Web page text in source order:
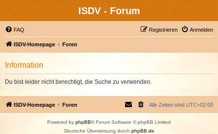
ISDV - Forum
FAQ Anmelden
Registrieren
ISDV-Homepage Foren
Information
Du bist leider nicht berechtigt, die Suche zu verwenden.
ISDV-Homepage Foren Alle Zeiten sind UTC+02:00
Powered by phpBB® Forum Software © phpBB Limited
Deutsche Übersetzung durch phpBB.de